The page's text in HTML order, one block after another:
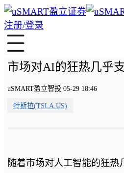
注册/登录
市场对AI的狂热几乎
uSMART盈立智投 05-29 18:46
特斯拉(TSLA.US)
随着市场对人工智能的狂热